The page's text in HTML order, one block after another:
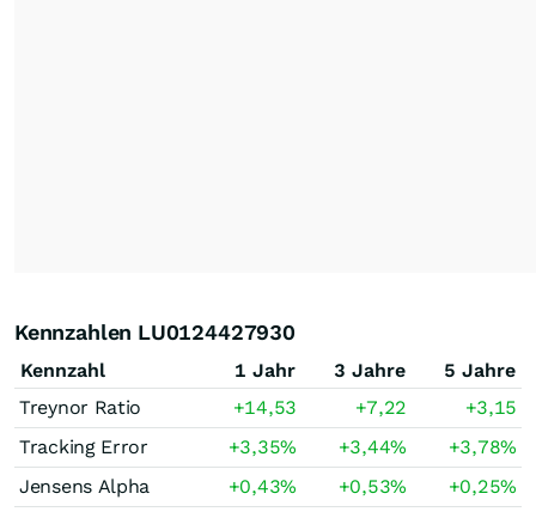
Kennzahlen LU0124427930
Kennzahl 1 Jahr 3 Jahre
5 Jahre
Treynor Ratio
+14,53 +7,22
+3,15
Tracking Error
+3,35% +3,44% +3,78%
Jensens Alpha
+0,43% +0,53% +0,25%